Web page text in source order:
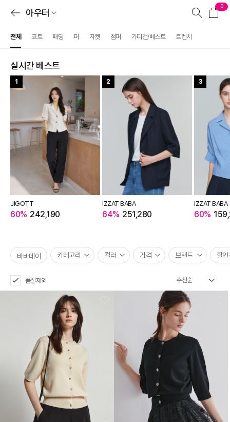
아우터
0
전체 코트 패딩 퍼 자켓 점퍼 가디건/베스트 트렌치
실시간 베스트
1
JIGOTT
60% 242,190
2
IZZAT BABA
64% 251,280
3
IZZAT BABA
60%
바바데이 카테고리 컬러 가격 브랜드 할인
품절제외